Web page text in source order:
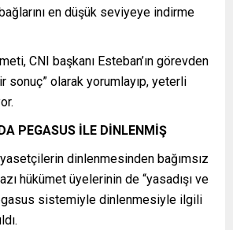
en düşük seviyeye indirme
CNI başkanı Esteban’ın görevden
sonuç” olarak yorumlayıp, yeterli
PEGASUS İLE DİNLENMİŞ
dinlenmesinden bağımsız
hükümet üyelerinin de “yasadışı ve
sistemiyle dinlenmesiyle ilgili